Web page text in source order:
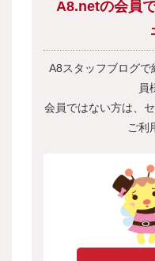
A8.netの会員
A8スタッフブログ
員
会員ではない方は、
ご利